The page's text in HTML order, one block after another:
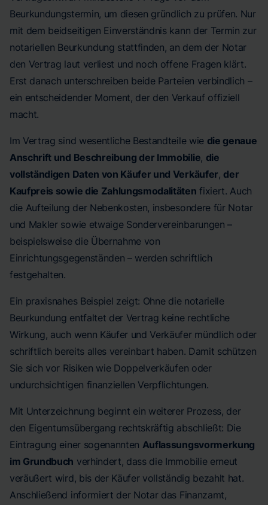
Beurkundungstermin, um diesen gründlich zu prüfen. Nur
mit dem beidseitigen Einverständnis kann der Termin zur
notariellen Beurkundung stattfinden, an dem der Notar
den Vertrag laut verliest und noch offene Fragen klärt.
Erst danach unterschreiben beide Parteien verbindlich –
ein entscheidender Moment, der den Verkauf offiziell
macht.
Im Vertrag sind wesentliche Bestandteile wie die genaue
Anschrift und Beschreibung der Immobilie, die
vollständigen Daten von Käufer und Verkäufer, der
Kaufpreis sowie die Zahlungsmodalitäten fixiert. Auch
die Aufteilung der Nebenkosten, insbesondere für Notar
und Makler sowie etwaige Sondervereinbarungen –
beispielsweise die Übernahme von
Einrichtungsgegenständen – werden schriftlich
festgehalten.
Ein praxisnahes Beispiel zeigt: Ohne die notarielle
Beurkundung entfaltet der Vertrag keine rechtliche
Wirkung, auch wenn Käufer und Verkäufer mündlich oder
schriftlich bereits alles vereinbart haben. Damit schützen
Sie sich vor Risiken wie Doppelverkäufen oder
undurchsichtigen finanziellen Verpflichtungen.
Mit Unterzeichnung beginnt ein weiterer Prozess, der
den Eigentumsübergang rechtskräftig abschließt: Die
Eintragung einer sogenannten Auflassungsvormerkung
im Grundbuch verhindert, dass die Immobilie erneut
veräußert wird, bis der Käufer vollständig bezahlt hat.
Anschließend informiert der Notar das Finanzamt,